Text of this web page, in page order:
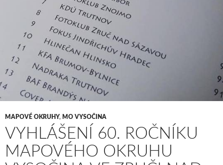
MAPOVÉ OKRUHY, MO VYSOČINA
VYHLÁŠENÍ 60. ROČNÍKU
MAPOVÉHO OKRUHU